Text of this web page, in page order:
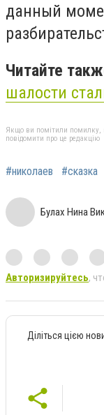
данный
Читайте
шалости
Якщо ви помітили помилку,
повідомити про це редакцію
#николаев #сказка
Булах Нина
Авторизируйтесь,
Діліться цією